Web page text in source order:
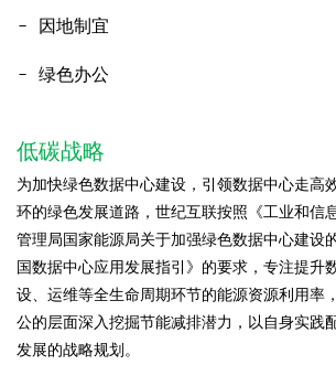
因地制宜
绿色办公
低碳战略
为加快绿色数据中心建设，引领数据中心走高
环的绿色发展道路，世纪互联按照《工业和信
管理局国家能源局关于加强绿色数据中心建设
国数据中心应用发展指引》的要求，专注提升
设、运维等全生命周期环节的能源资源利用率
公的层面深入挖掘节能减排潜力，以自身实践
发展的战略规划。